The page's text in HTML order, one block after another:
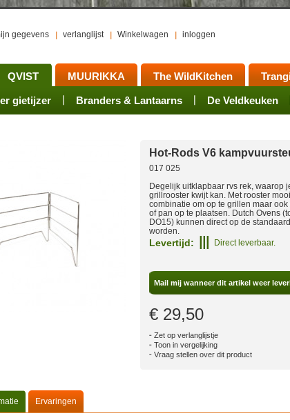
gegevens verlanglijst Winkelwagen inloggen
QVIST
gietijzer Branders & Lantaarns De Veldkeuken
MUURIKKA
Rookovens Kotakeittio Branders Sets
The WildKitchen
Onderhoud Activiteiten
Pots, Pans, Kettles Mess tins Accessoires
Hot-Rods V6
017 025
Degelijk uitklapbaar rvs rek, waarop
grillrooster kwijt kan. Met rooster
combinatie om op te grillen maar ook
of pan op te plaatsen. Dutch Ovens
DO15) kunnen direct op de
worden.
Levertijd: Direct leverbaar.
Mail mij wanneer dit artikel weer
€ 29,50
Zet op verlanglijstje
Toon in vergelijking
Vraag stellen over dit product
Ervaringen